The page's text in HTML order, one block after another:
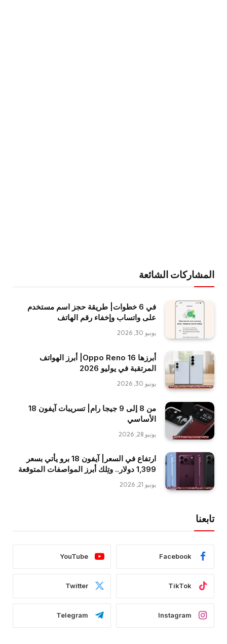
المشاركات الشائعة
في 6 خطوات| طريقة حجز اسم مستخدم
على واتساب وإخفاء رقم الهاتف
يونيو 30, 2026
أبرزها Oppo Reno 16| أبرز الهواتف
المرتقبة في يوليو 2026
يونيو 30, 2026
من 8 إلى 9 جيجا رام| تسريبات آيفون 18
الأساسي
يونيو 28, 2026
ارتفاع في السعر| آيفون 18 برو يأتي بسعر
1,399 دولار.. وتِلك أبرز المواصفات المتوقعة
يونيو 21, 2026
تابعنا
Facebook
YouTube
TikTok
Twitter
Instagram
Telegram